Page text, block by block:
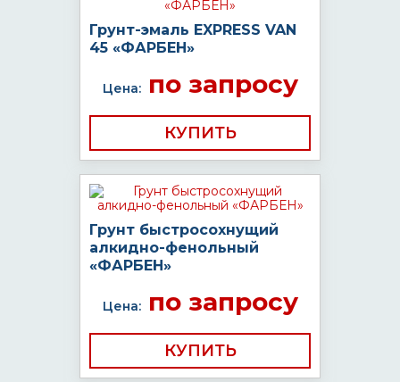
Грунт-эмаль EXPRESS VAN
45 «ФАРБЕН»
Цена:по запросу
КУПИТЬ
Грунт быстросохнущий
алкидно-фенольный
«ФАРБЕН»
Цена:по запросу
КУПИТЬ